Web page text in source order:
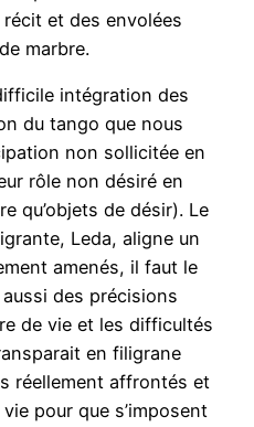
et des envolées
marbre.
intégration des
du tango que nous
non sollicitée en
rôle non désiré en
qu’objets de désir). Le
Leda, aligne un
amenés, il faut le
des précisions
de vie et les difficultés
en filigrane
réellement affrontés et
pour que s’imposent